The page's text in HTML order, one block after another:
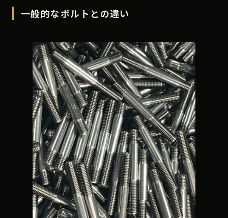
一般的なボルトとの違い